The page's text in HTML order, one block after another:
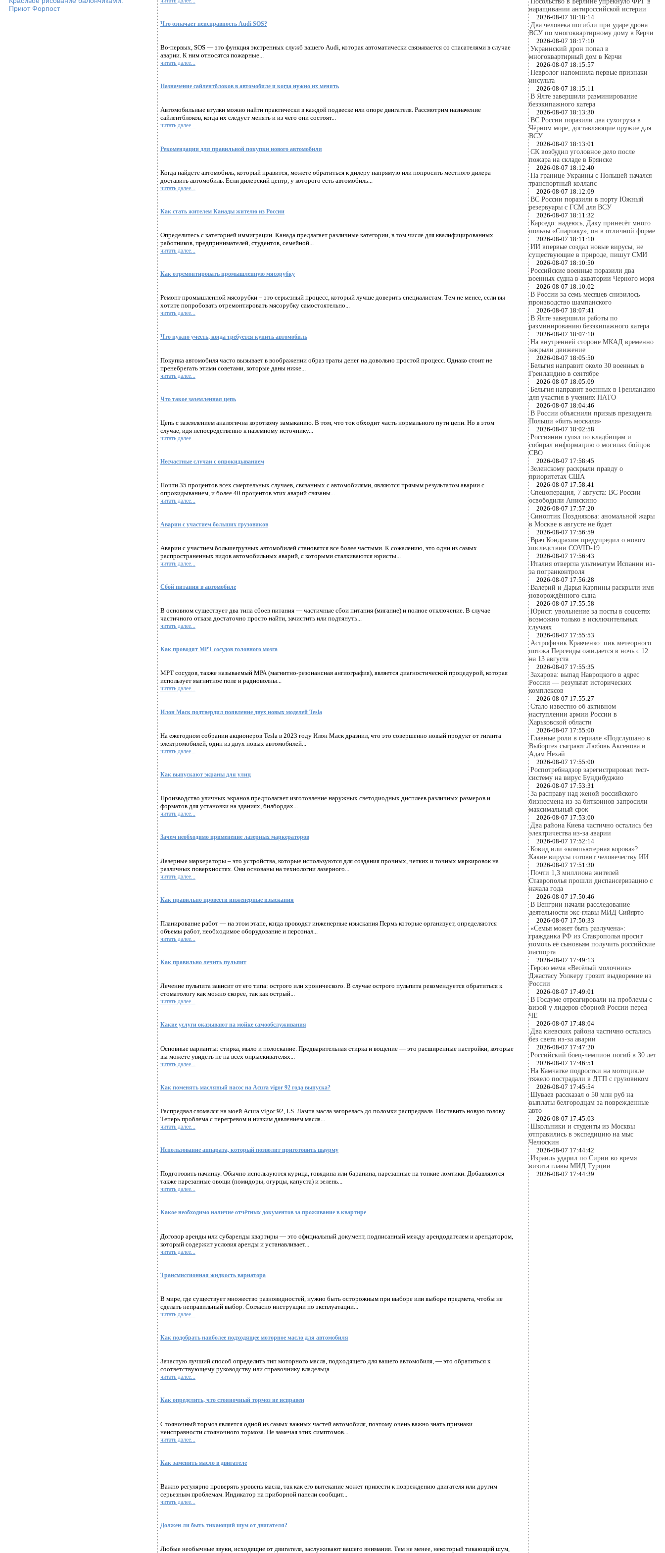
Приют Форпост
Что означает неисправность Audi SOS?
Во-первых, SOS — это функция экстренных служб вашего Audi, которая автоматически связывается со спасателями в случае
аварии. К ним относятся пожарные...
читать далее...
Назначение сайлентблоков в автомобиле и когда нужно их менять
Автомобильные втулки можно найти практически в каждой подвеске или опоре двигателя. Рассмотрим назначение
сайлентблоков, когда их следует менять и из чего они состоят...
читать далее...
Рекомендации для правильной покупки нового автомобиля
Когда найдете автомобиль, который нравится, можете обратиться к дилеру напрямую или попросить местного дилера
доставить автомобиль. Если дилерский центр, у которого есть автомобиль...
читать далее...
Как стать жителем Канады жителю из России
Определитесь с категорией иммиграции. Канада предлагает различные категории, в том числе для квалифицированных
работников, предпринимателей, студентов, семейной...
читать далее...
Как отремонтировать промышленную мясорубку
Ремонт промышленной мясорубки – это серьезный процесс, который лучше доверить специалистам. Тем не менее, если вы
хотите попробовать отремонтировать мясорубку самостоятельно...
читать далее...
Что нужно учесть, когда требуется купить автомобиль
Покупка автомобиля часто вызывает в воображении образ траты денег на довольно простой процесс. Однако стоит не
пренебрегать этими советами, которые даны ниже...
читать далее...
Что такое заземленная цепь
Цепь с заземлением аналогична короткому замыканию. В том, что ток обходит часть нормального пути цепи. Но в этом
случае, идя непосредственно к наземному источнику...
читать далее...
Несчастные случаи с опрокидыванием
Почти 35 процентов всех смертельных случаев, связанных с автомобилями, являются прямым результатом аварии с
опрокидыванием, и более 40 процентов этих аварий связаны...
читать далее...
Аварии с участием больших грузовиков
Аварии с участием большегрузных автомобилей становятся все более частыми. К сожалению, это одни из самых
распространенных видов автомобильных аварий, с которыми сталкиваются юристы...
читать далее...
Сбой питания в автомобиле
В основном существует два типа сбоев питания — частичные сбои питания (мигание) и полное отключение. В случае
частичного отказа достаточно просто найти, зачистить или подтянуть...
читать далее...
Как проводят МРТ сосудов головного мозга
МРТ сосудов, также называемый МРА (магнитно-резонансная ангиография), является диагностической процедурой, которая
использует магнитное поле и радиоволны...
читать далее...
Илон Маск подтвердил появление двух новых моделей Tesla
На ежегодном собрании акционеров Tesla в 2023 году Илон Маск дразнил, что это совершенно новый продукт от гиганта
электромобилей, один из двух новых автомобилей...
читать далее...
Как выпускают экраны для улиц
Производство уличных экранов предполагает изготовление наружных светодиодных дисплеев различных размеров и
форматов для установки на зданиях, билбордах...
читать далее...
Зачем необходимо применение лазерных маркераторов
Лазерные маркераторы – это устройства, которые используются для создания прочных, четких и точных маркировок на
различных поверхностях. Они основаны на технологии лазерного...
читать далее...
Как правильно провести инженерные изыскания
Планирование работ — на этом этапе, когда проводят инженерные изыскания Пермь которые организует, определяются
объемы работ, необходимое оборудование и персонал...
читать далее...
Как правильно лечить пульпит
Лечение пульпита зависит от его типа: острого или хронического. В случае острого пульпита рекомендуется обратиться к
стоматологу как можно скорее, так как острый...
читать далее...
Какие услуги оказывают на мойке самообслуживания
Основные варианты: стирка, мыло и полоскание. Предварительная стирка и вощение — это расширенные настройки, которые
вы можете увидеть не на всех опрыскивателях...
читать далее...
Как поменять масляный насос на Acura vigor 92 года выпуска?
Распредвал сломался на моей Acura vigor 92, LS. Лампа масла загорелась до поломки распредвала. Поставить новую голову.
Теперь проблема с перегревом и низким давлением масла...
читать далее...
Использование аппарата, который позволит приготовить шаурму
Подготовить начинку. Обычно используются курица, говядина или баранина, нарезанные на тонкие ломтики. Добавляются
также нарезанные овощи (помидоры, огурцы, капуста) и зелень...
читать далее...
Какое необходимо наличие отчётных документов за проживание в квартире
Договор аренды или субаренды квартиры — это официальный документ, подписанный между арендодателем и арендатором,
который содержит условия аренды и устанавливает...
читать далее...
Трансмиссионная жидкость вариатора
В мире, где существует множество разновидностей, нужно быть осторожным при выборе или выборе предмета, чтобы не
сделать неправильный выбор. Согласно инструкции по эксплуатации...
читать далее...
Как подобрать наиболее подходящее моторное масло для автомобиля
Зачастую лучший способ определить тип моторного масла, подходящего для вашего автомобиля, — это обратиться к
соответствующему руководству или справочнику владельца...
читать далее...
Как определить, что стояночный тормоз не исправен
Стояночный тормоз является одной из самых важных частей автомобиля, поэтому очень важно знать признаки
неисправности стояночного тормоза. Не замечая этих симптомов...
читать далее...
Как заменить масло в двигателе
Важно регулярно проверять уровень масла, так как его вытекание может привести к повреждению двигателя или другим
серьезным проблемам. Индикатор на приборной панели сообщит...
читать далее...
Должен ли быть тикающий шум от двигателя?
Любые необычные звуки, исходящие от двигателя, заслуживают вашего внимания. Тем не менее, некоторый тикающий шум,
наращивании антироссийской истерии
2026-08-07 18:18:14
Два человека погибли при ударе дрона
ВСУ по многоквартирному дому в Керчи
2026-08-07 18:17:10
Украинский дрон попал в
многоквартирный дом в Керчи
2026-08-07 18:15:57
Невролог напомнила первые признаки
инсульта
2026-08-07 18:15:11
В Ялте завершили разминирование
безэкипажного катера
2026-08-07 18:13:30
ВС России поразили два сухогруза в
Чёрном море, доставляющие оружие для
ВСУ
2026-08-07 18:13:01
СК возбудил уголовное дело после
пожара на складе в Брянске
2026-08-07 18:12:40
На границе Украины с Польшей начался
транспортный коллапс
2026-08-07 18:12:09
ВС России поразили в порту Южный
резервуары с ГСМ для ВСУ
2026-08-07 18:11:32
Карседо: надеюсь, Даку принесёт много
пользы «Спартаку», он в отличной форме
2026-08-07 18:11:10
ИИ впервые создал новые вирусы, не
существующие в природе, пишут СМИ
2026-08-07 18:10:50
Российские военные поразили два
военных судна в акватории Черного моря
2026-08-07 18:10:02
В России за семь месяцев снизилось
производство шампанского
2026-08-07 18:07:41
В Ялте завершили работы по
разминированию безэкипажного катера
2026-08-07 18:07:10
На внутренней стороне МКАД временно
закрыли движение
2026-08-07 18:05:50
Бельгия направит около 30 военных в
Гренландию в сентябре
2026-08-07 18:05:09
Бельгия направит военных в Гренландию
для участия в учениях НАТО
2026-08-07 18:04:46
В России объяснили призыв президента
Польши «бить москаля»
2026-08-07 18:02:58
Россиянин гулял по кладбищам и
собирал информацию о могилах бойцов
СВО
2026-08-07 17:58:45
Зеленскому раскрыли правду о
приоритетах США
2026-08-07 17:58:41
Спецоперация, 7 августа: ВС России
освободили Анискино
2026-08-07 17:57:20
Синоптик Позднякова: аномальной жары
в Москве в августе не будет
2026-08-07 17:56:59
Врач Кондрахин предупредил о новом
последствии COVID-19
2026-08-07 17:56:43
Италия отвергла ультиматум Испании из-
за погранконтроля
2026-08-07 17:56:28
Валерий и Дарья Карпины раскрыли имя
новорождённого сына
2026-08-07 17:55:58
Юрист: увольнение за посты в соцсетях
возможно только в исключительных
случаях
2026-08-07 17:55:53
Астрофизик Кравченко: пик метеорного
потока Персеиды ожидается в ночь с 12
на 13 августа
2026-08-07 17:55:35
Захарова: выпад Навроцкого в адрес
России — результат исторических
комплексов
2026-08-07 17:55:27
Стало известно об активном
наступлении армии России в
Харьковской области
2026-08-07 17:55:00
Главные роли в сериале «Подслушано в
Выборге» сыграют Любовь Аксенова и
Адам Нехай
2026-08-07 17:55:00
Роспотребнадзор зарегистрировал тест-
систему на вирус Бундибуджио
2026-08-07 17:53:31
За расправу над женой российского
бизнесмена из-за биткоинов запросили
максимальный срок
2026-08-07 17:53:00
Два района Киева частично остались без
электричества из-за аварии
2026-08-07 17:52:14
Ковид или «компьютерная корова»?
Какие вирусы готовит человечеству ИИ
2026-08-07 17:51:30
Почти 1,3 миллиона жителей
Ставрополья прошли диспансеризацию с
начала года
2026-08-07 17:50:46
В Венгрии начали расследование
деятельности экс-главы МИД Сийярто
2026-08-07 17:50:33
«Семья может быть разлучена»:
гражданка РФ из Ставрополья просит
помочь её сыновьям получить российские
паспорта
2026-08-07 17:49:13
Герою мема «Весёлый молочник»
Джастасу Уолкеру грозит выдворение из
России
2026-08-07 17:49:01
В Госдуме отреагировали на проблемы с
визой у лидеров сборной России перед
ЧЕ
2026-08-07 17:48:04
Два киевских района частично остались
без света из-за аварии
2026-08-07 17:47:20
Российский боец-чемпион погиб в 30 лет
2026-08-07 17:46:51
На Камчатке подростки на мотоцикле
тяжело пострадали в ДТП с грузовиком
2026-08-07 17:45:54
Шуваев рассказал о 50 млн руб на
выплаты белгородцам за поврежденные
авто
2026-08-07 17:45:03
Школьники и студенты из Москвы
отправились в экспедицию на мыс
Челюскин
2026-08-07 17:44:42
Израиль ударил по Сирии во время
визита главы МИД Турции
2026-08-07 17:44:39